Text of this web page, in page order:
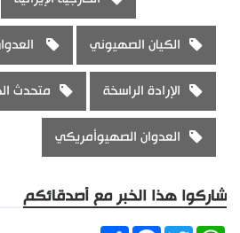
الكيان الصهيوني
الإرادة الراسخة متحدث
العدوان الصهيوأمريكي
شاركوا هذا الخبر مع أصدقائكم